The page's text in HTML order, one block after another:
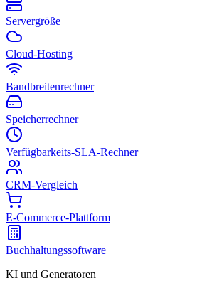
Servergröße
Cloud-Hosting
Bandbreitenrechner
Speicherrechner
Verfügbarkeits-SLA-Rechner
CRM-Vergleich
E-Commerce-Plattform
Buchhaltungssoftware
KI und Generatoren